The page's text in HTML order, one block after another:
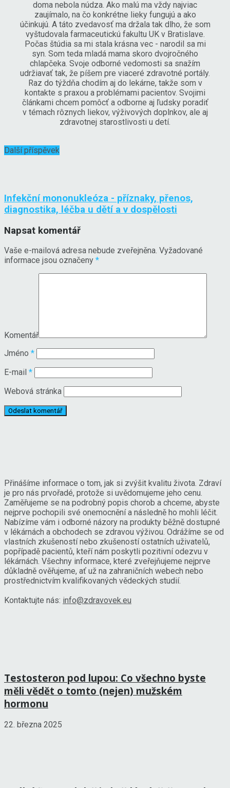
doma nebola núdza. Ako malú ma vždy najviac
zaujímalo, na čo konkrétne lieky fungujú a ako
účinkujú. A táto zvedavosť ma držala tak dlho, že som
vyštudovala farmaceutickú fakultu UK v Bratislave.
Počas štúdia sa mi stala krásna vec - narodil sa mi
syn. Som teda mladá mama skoro dvojročného
chlapčeka. Svoje odborné vedomosti sa snažím
udržiavať tak, že píšem pre viaceré zdravotné portály.
Raz do týždňa chodím aj do lekárne, takže som v
kontakte s praxou a problémami pacientov. Svojimi
článkami chcem pomôcť a odborne aj ľudsky poradiť
v témach rôznych liekov, výživových doplnkov, ale aj
zdravotnej starostlivosti u detí.
Další příspěvek
Infekční mononukleóza - příznaky, přenos,
diagnostika, léčba u dětí a v dospělosti
Napsat komentář
Vaše e-mailová adresa nebude zveřejněna. Vyžadované
informace jsou označeny *
Komentář
Jméno *
E-mail *
Webová stránka
Přinášíme informace o tom, jak si zvýšit kvalitu života. Zdraví
je pro nás prvořadé, protože si uvědomujeme jeho cenu.
Zaměřujeme se na podrobný popis chorob a chceme, abyste
nejprve pochopili své onemocnění a následně ho mohli léčit.
Nabízíme vám i odborné názory na produkty běžně dostupné
v lékárnách a obchodech se zdravou výživou. Odrážíme se od
vlastních zkušeností nebo zkušeností ostatních uživatelů,
popřípadě pacientů, kteří nám poskytli pozitivní odezvu v
lékárnách. Všechny informace, které zveřejňujeme nejprve
důkladně ověřujeme, ať už na zahraničních webech nebo
prostřednictvím kvalifikovaných vědeckých studií.
Kontaktujte nás: info@zdravovek.eu
Testosteron pod lupou: Co všechno byste
měli vědět o tomto (nejen) mužském
hormonu
22. března 2025